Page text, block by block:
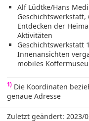
Alf Lüdtke/Hans
Geschichtswerkstatt,
Entdecken der
Aktivitäten
Geschichtswerkstatt
Innenansichten
mobiles
1) Die Koordinaten
genaue Adresse
Zuletzt geändert: 2023/